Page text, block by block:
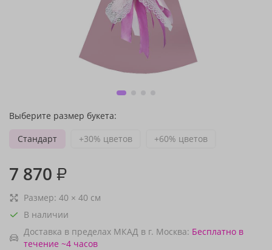
Выберите размер букета:
Стандарт
+30% цветов +60% цветов
7 870 ₽
Размер: 40 × 40 см
В наличии
Доставка в пределах МКАД в г. Москва: Бесплатно в
течение ~4 часов